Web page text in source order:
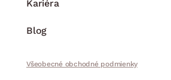
Kariéra
Blog
Všeobecné obchodné podmienky